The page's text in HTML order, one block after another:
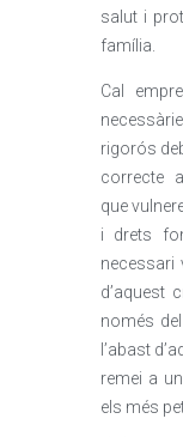
salut i
família.
Cal
rigorós
correcte
que
i drets
necessari
d’aquest
només
l’abast
remei a
els més